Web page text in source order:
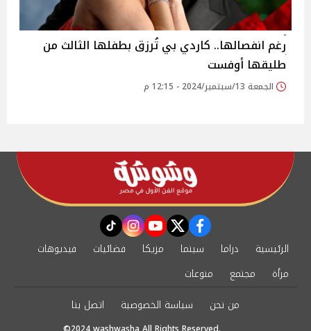
رغم انفصالها.. كاردي بي تُرزق بطفلها الثالث من
طليقها أوفست
الجمعة 13/سبتمبر/2024 - 12:15 م
facebook
twitter
youtube
instagram
tiktok
الرئيسية دراما سينما مزيكا فضائيات
فيديوهات
مرأة
مجتمع
منوعات
من نحن
سياسة الخصوصية اتصل بنا